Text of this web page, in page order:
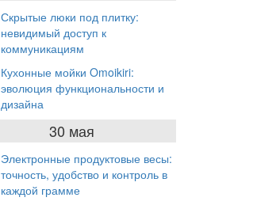
Скрытые люки под плитку:
невидимый доступ к
коммуникациям
Кухонные мойки Omoikiri:
эволюция функциональности и
дизайна
30 мая
Электронные продуктовые весы:
точность, удобство и контроль в
каждой грамме